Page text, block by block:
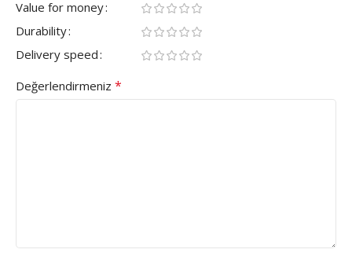
Value for money
Durability
Delivery speed
Değerlendirmeniz *